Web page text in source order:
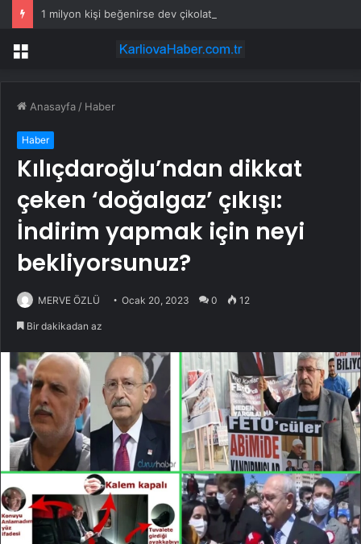
1 milyon kişi beğenirse dev çikolata raflara çıkacak
Menü
Anasayfa / Haber
Haber
Kılıçdaroğlu’ndan dikkat
çeken ‘doğalgaz’ çıkışı:
İndirim yapmak için neyi
bekliyorsunuz?
MERVE ÖZLÜ Ocak 20, 2023 0 12
Bir dakikadan az